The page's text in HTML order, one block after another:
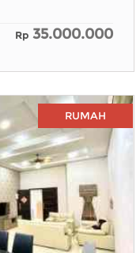
Rp 35.000.000
RUMAH